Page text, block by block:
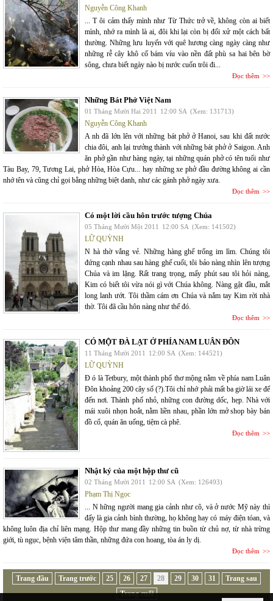
Nguyễn Công Khanh
... T ôi cảm thấy mình như Từ Thức trở về, không còn ai biết
mình, nhớ ra mình là ai, đôi khi lại còn bị đối xử một cách bất
thường. Những lưu luyến với quê hương càng ngày càng như
những rễ cây khô cố bám víu vào nền đất phù sa hai bên bờ
sông, chưa biết ngày nào bị nước cuốn trôi đi...
Đọc thêm
Những Bát Phở Việt Nam
01 Tháng Mười Hai 2011 12:00 SA (Xem: 131713)
Nguyễn Công Khanh
A nh đã lớn lên với những bát phở ở Hanoi, sau khi đất nước
chia đôi, anh lại trưởng thành với những bát phở ở Saigon. Anh
ăn phở gần như hàng ngày, tại những quán phở có tên tuổi như
Tàu Bay, 79, Tương Lai, phở Hòa, Hòa Cựu... hay những xe phở đầu đường không ai cần
nhớ tên và cũng chỉ gọi bằng những biệt danh, như các gánh phở ngày xưa.
Đọc thêm
Có một lời cầu hôn trước tượng Chúa
05 Tháng Mười Một 2011 12:00 SA (Xem: 141502)
LỮ QUỲNH
N hà thờ vắng vẻ. Những hàng ghế trống im lìm. Chúng tôi
đứng cạnh nhau sau hàng ghế cuối, tôi bảo nàng nhìn lên tượng
Chúa và im lặng. Rất trang trọng, mấy phút sau tôi hỏi nàng,
Kim có biết tôi vừa nói gì với Chúa không. Nàng gật đầu, mắt
long lanh ướt. Tôi thầm cám ơn Chúa và nắm tay Kim rời nhà
thờ. Tôi đã cầu hôn nàng như thế đó.
Đọc thêm
CÓ MỘT ĐÀ LẠT Ở PHÍA NAM LUÂN ĐÔN
11 Tháng Mười 2011 12:00 SA (Xem: 144521)
LỮ QUỲNH
Đ ó là Tetbury, một thành phố thơ mộng nằm về phía nam Luân
Đôn khoảng 200 cây số (?).Tôi chỉ nhớ phải mất ba giờ lái xe để
đến nơi. Thành phố nhỏ, những con đường dốc, hẹp. Nhà với
mái xuôi nhọn hoắt, nằm liền nhau, phần lớn mở shop bày bán
đồ cổ, quán ăn uống, tiệm cà phê.
Đọc thêm
Nhật ký của một hộp thư cũ
02 Tháng Mười 2011 12:00 SA (Xem: 126493)
Phạm Thị Ngọc
... N hững người mang gia cảnh như cô, và ở nước Mỹ này thì
đấy là gia cảnh bình thường, họ không hay có máy điện tóan, và
không luôn địa chỉ liên mạng. Hộp thư mang đầy những tin buồn từ chủ nợ, từ nhà trừng
giới, tù ngục, bệnh viện tâm thần, những đứa con hoang, tòa án ly dị.
Đọc thêm
Trang đầu Trang trước 25 26 27 28 29 30 31
Trang sau
Trang cuối